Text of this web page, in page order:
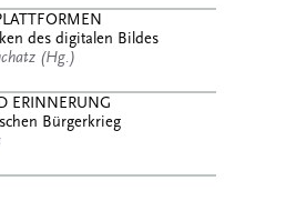
des digitalen Bildes
(Hg.)
ERINNERUNG
Bürgerkrieg